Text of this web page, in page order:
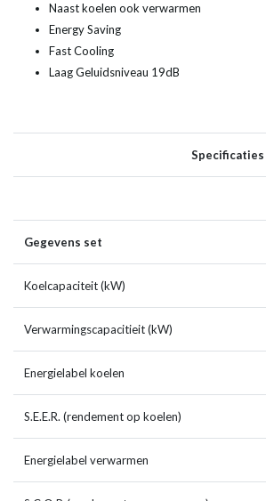
Naast koelen ook verwarmen
Energy Saving
Fast Cooling
Laag Geluidsniveau 19dB
Specificaties
Gegevens set
Koelcapaciteit (kW)
Verwarmingscapacitieit (kW)
Energielabel koelen
S.E.E.R. (rendement op koelen)
Energielabel verwarmen